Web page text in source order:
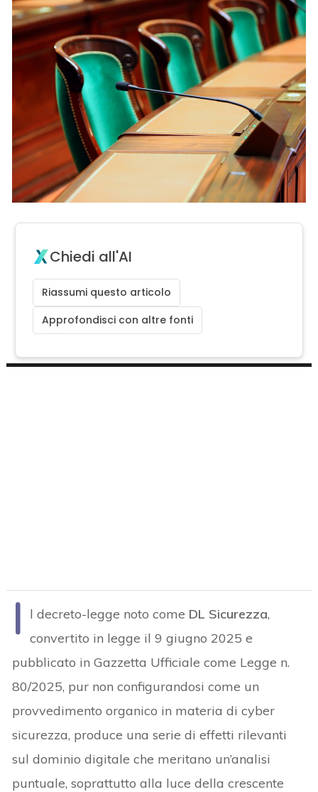
Chiedi all'AI
Riassumi questo articolo
Approfondisci con altre fonti
I l decreto-legge noto come DL Sicurezza,
convertito in legge il 9 giugno 2025 e
pubblicato in Gazzetta Ufficiale come Legge n.
80/2025, pur non configurandosi come un
provvedimento organico in materia di cyber
sicurezza, produce una serie di effetti rilevanti
sul dominio digitale che meritano un’analisi
puntuale, soprattutto alla luce della crescente